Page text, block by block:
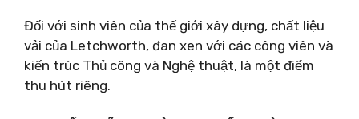
Đối với sinh viên của thế giới xây dựng, chất liệu
vải của Letchworth, đan xen với các công viên và
kiến ​​trúc Thủ công và Nghệ thuật, là một điểm
thu hút riêng.